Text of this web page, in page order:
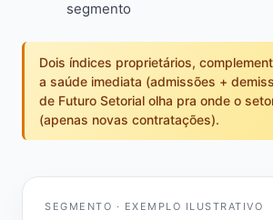
segmento
Dois índices proprietários,
a saúde imediata (admissões +
de Futuro Setorial olha pra onde o
(apenas novas contratações).
SEGMENTO · EXEMPLO ILUSTRATIVO